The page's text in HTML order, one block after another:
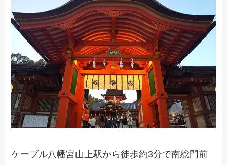
ケーブル八幡宮山上駅から徒歩約3分で南総門前